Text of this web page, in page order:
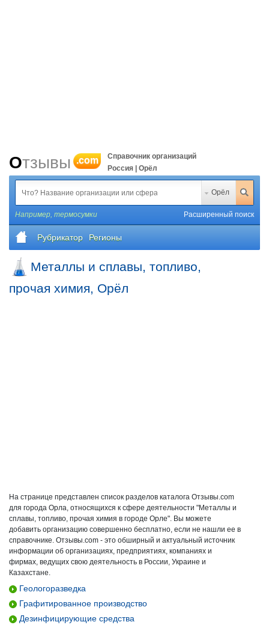
Отзывы .com
Справочник организаций
Россия | Орёл
Орёл
Например, термосумки Расширенный поиск
Рубрикатор Регионы
Металлы и сплавы, топливо,
прочая химия, Орёл
На странице представлен список разделов каталога Отзывы.com
для города Орла, относящихся к сфере деятельности "Металлы и
сплавы, топливо, прочая химия в городе Орле". Вы можете
добавить организацию совершенно бесплатно, если не нашли ее в
справочнике. Отзывы.com - это обширный и актуальный источник
информации об организациях, предприятиях, компаниях и
фирмах, ведущих свою деятельность в России, Украине и
Казахстане.
Геологоразведка
Графитированное производство
Дезинфицирующие средства